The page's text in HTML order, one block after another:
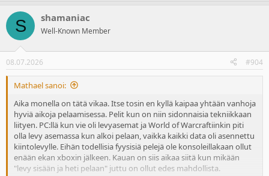
S shamaniac
Well-Known Member
08.07.2026 #904
Mathael sanoi:
Aika monella on tätä vikaa. Itse tosin en kyllä kaipaa yhtään vanhoja
hyviä aikoja pelaamisessa. Pelit kun on niin sidonnaisia tekniikkaan
liityen. PC:llä kun vie oli levyasemat ja World of Warcraftiinkin piti
olla levy asemassa kun alkoi pelaan, vaikka kaikki data oli asennettu
kiintolevylle. Eihän todellisia fyysisiä pelejä ole konsoleillakaan ollut
enään ekan xboxin jälkeen. Kauan on siis aikaa siitä kun mikään
"levy sisään ja heti pelaan" juttu on ollut edes mahdollista.